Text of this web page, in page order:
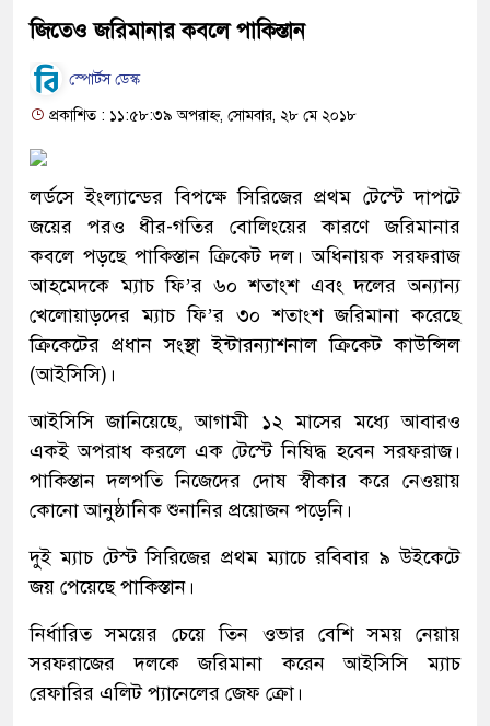
জিতেও জরিমানার কবলে পাকিস্তান
স্পোর্টস ডেস্ক
প্রকাশিত : ১১:৫৮:৩৯ অপরাহ্ন, সোমবার, ২৮ মে ২০১৮
লর্ডসে ইংল্যান্ডের বিপক্ষে সিরিজের প্রথম টেস্টে দাপটে
জয়ের পরও ধীর-গতির বোলিংয়ের কারণে জরিমানার
কবলে পড়ছে পাকিস্তান ক্রিকেট দল। অধিনায়ক সরফরাজ
আহমেদকে ম্যাচ ফি’র ৬০ শতাংশ এবং দলের অন্যান্য
খেলোয়াড়দের ম্যাচ ফি’র ৩০ শতাংশ জরিমানা করেছে
ক্রিকেটের প্রধান সংস্থা ইন্টারন্যাশনাল ক্রিকেট কাউন্সিল
(আইসিসি)।
আইসিসি জানিয়েছে, আগামী ১২ মাসের মধ্যে আবারও
একই অপরাধ করলে এক টেস্টে নিষিদ্ধ হবেন সরফরাজ।
পাকিস্তান দলপতি নিজেদের দোষ স্বীকার করে নেওয়ায়
কোনো আনুষ্ঠানিক শুনানির প্রয়োজন পড়েনি।
দুই ম্যাচ টেস্ট সিরিজের প্রথম ম্যাচে রবিবার ৯ উইকেটে
জয় পেয়েছে পাকিস্তান।
নির্ধারিত সময়ের চেয়ে তিন ওভার বেশি সময় নেয়ায়
সরফরাজের দলকে জরিমানা করেন আইসিসি ম্যাচ
রেফারির এলিট প্যানেলের জেফ ক্রো।